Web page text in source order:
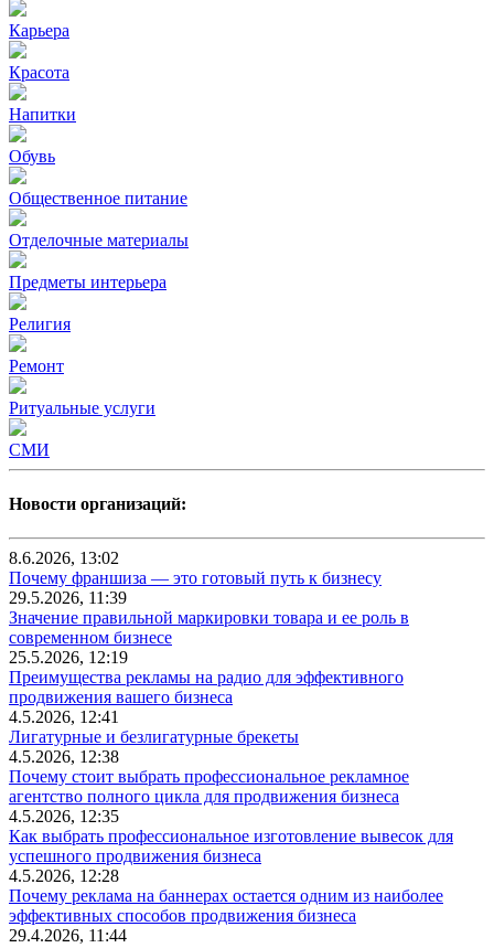
Карьера
Красота
Напитки
Обувь
Общественное питание
Отделочные материалы
Предметы интерьера
Религия
Ремонт
Ритуальные услуги
СМИ
Новости организаций:
8.6.2026, 13:02
Почему франшиза — это готовый путь к бизнесу
29.5.2026, 11:39
Значение правильной маркировки товара и ее роль в
современном бизнесе
25.5.2026, 12:19
Преимущества рекламы на радио для эффективного
продвижения вашего бизнеса
4.5.2026, 12:41
Лигатурные и безлигатурные брекеты
4.5.2026, 12:38
Почему стоит выбрать профессиональное рекламное
агентство полного цикла для продвижения бизнеса
4.5.2026, 12:35
Как выбрать профессиональное изготовление вывесок для
успешного продвижения бизнеса
4.5.2026, 12:28
Почему реклама на баннерах остается одним из наиболее
эффективных способов продвижения бизнеса
29.4.2026, 11:44